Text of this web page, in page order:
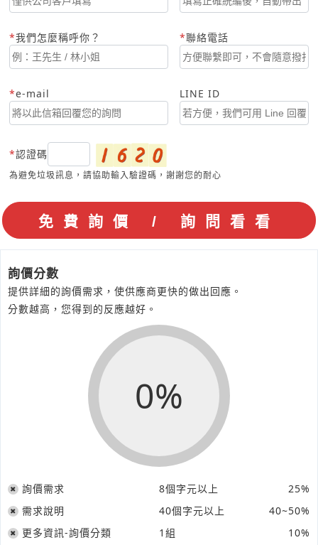
我們怎麼稱呼你？ 聯絡電話
e-mail LINE ID
認證碼
為避免垃圾訊息，請協助輸入驗證碼，謝謝您的耐心
詢價分數
提供詳細的詢價需求，使供應商更快的做出回應。
分數越高，您得到的反應越好。
0%
詢價需求 8個字元以上
25%
需求說明
40個字元以上
40~50%
更多資訊-詢價分類
1組
10%